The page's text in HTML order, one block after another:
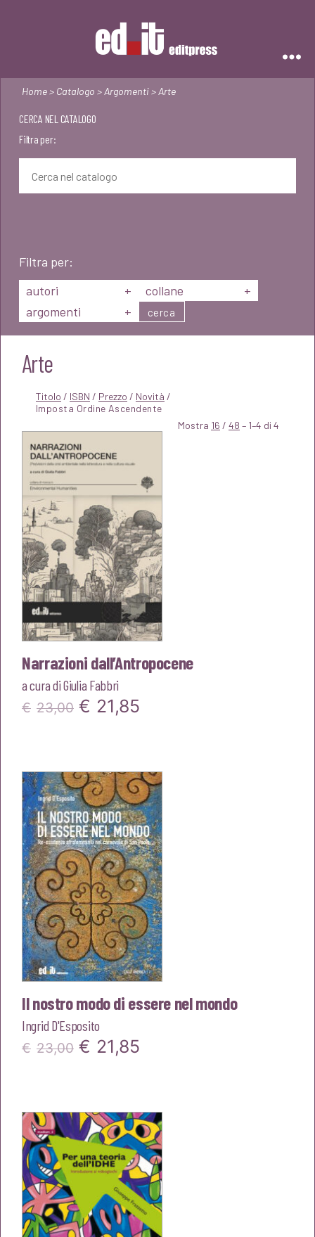
Home> Catalogo > Argomenti> Arte
CERCA NEL CATALOGO
Filtra per:
Filtra per:
autori
+ collane
+
argomenti
+ cerca
Arte
Titolo / ISBN / Prezzo / Novità /
Mostra 16 / 48 – 1–4 di 4
Narrazioni dall’Antropocene
a cura diGiulia Fabbri
€ 23,00 Il
era:
€23,00.
€ 21,85
è:
€21,85.
Il nostro modo di essere nel mondo
Ingrid D'Esposito
€ 23,00 Il
era:
€23,00.
€ 21,85
è:
€21,85.